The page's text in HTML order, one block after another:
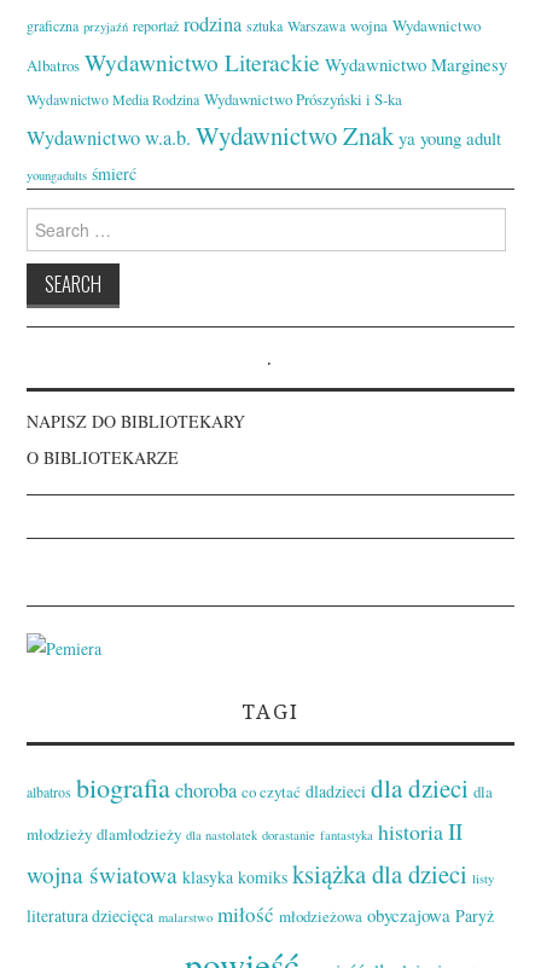
graficzna przyjaźń reportaż rodzina sztuka Warszawa wojna Wydawnictwo
Albatros Wydawnictwo Literackie Wydawnictwo Marginesy
Wydawnictwo Media Rodzina Wydawnictwo Prószyński i S-ka
Wydawnictwo w.a.b. Wydawnictwo Znak ya young adult
youngadults śmierć
Search
for:
.
NAPISZ DO BIBLIOTEKARY
O BIBLIOTEKARZE
TAGI
albatros biografia choroba co czytać dladzieci dla dzieci dla
młodzieży dlamłodzieży dla nastolatek dorastanie fantastyka historiaII
wojna światowa klasyka komiks książka dla dzieci listy
literatura dziecięca malarstwo miłość młodzieżowa obyczajowa Paryż